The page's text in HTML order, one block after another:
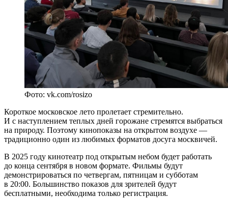
Фото: vk.com/rosizo
Короткое московское лето пролетает стремительно.
И с наступлением теплых дней горожане стремятся выбраться
на природу. Поэтому кинопоказы на открытом воздухе —
традиционно один из любимых форматов досуга москвичей.
В 2025 году кинотеатр под открытым небом будет работать
до конца сентября в новом формате. Фильмы будут
демонстрироваться по четвергам, пятницам и субботам
в 20:00. Большинство показов для зрителей будут
бесплатными, необходима только регистрация.